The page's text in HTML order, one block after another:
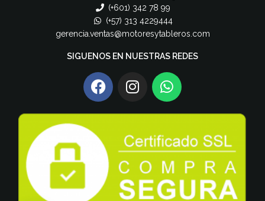
(+601) 342 78 99
(+57) 313 4229444
gerencia.ventas@motoresytableros.com
SIGUENOS EN NUESTRAS REDES